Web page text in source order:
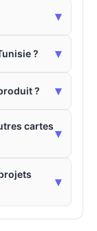
▾
? ▾
? ▾
cartes
▾
▾